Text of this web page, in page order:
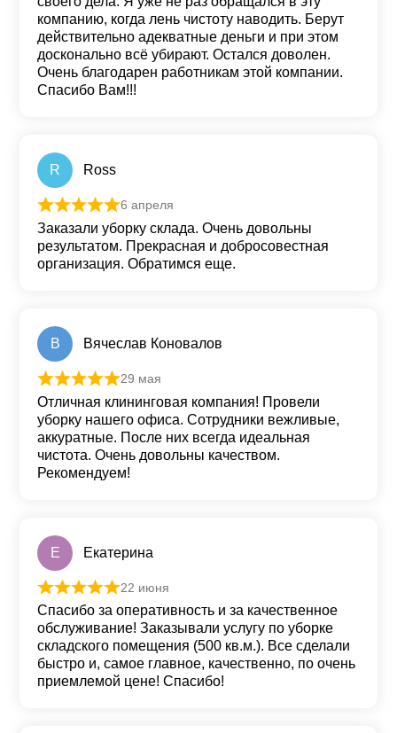
компанию, когда лень чистоту наводить. Берут
действительно адекватные деньги и при этом
досконально всё убирают. Остался доволен.
Очень благодарен работникам этой компании.
Спасибо Вам!!!
R Ross
Оценка из 5
6 апреля
Заказали уборку склада. Очень довольны
результатом. Прекрасная и добросовестная
организация. Обратимся еще.
В Вячеслав Коновалов
Оценка
29 мая
Отличная клининговая компания! Провели
уборку нашего офиса. Сотрудники вежливые,
аккуратные. После них всегда идеальная
чистота. Очень довольны качеством.
Рекомендуем!
Е Екатерина
Оценка
22 июня
Спасибо за оперативность и за качественное
обслуживание! Заказывали услугу по уборке
складского помещения (500 кв.м.). Все сделали
быстро и, самое главное, качественно, по очень
приемлемой цене! Спасибо!